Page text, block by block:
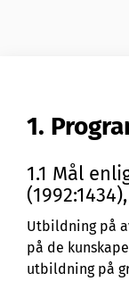
1.
1.1 Mål
Utbildning på
på de
utbildning på